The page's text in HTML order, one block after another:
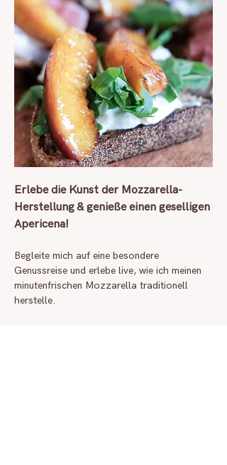
Erlebe die Kunst der Mozzarella-
Herstellung & genieße einen geselligen
Apericena!
Begleite mich auf eine besondere
Genussreise und erlebe live, wie ich meinen
minutenfrischen Mozzarella traditionell
herstelle.